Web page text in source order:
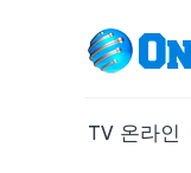
TV 온라인